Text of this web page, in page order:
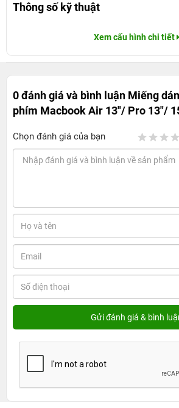
Thông số kỹ thuật
Xem cấu hình chi tiết
0 đánh giá và bình luận Miếng
phím Macbook Air 13"/ Pro 13"/
Chọn đánh giá của bạn